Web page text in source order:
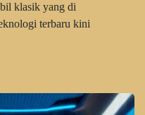
klasik yang di
terbaru kini